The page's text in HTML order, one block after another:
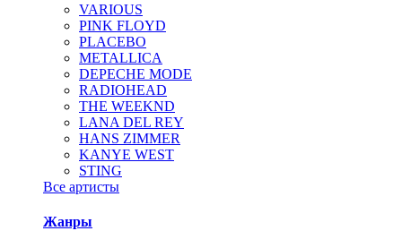
VARIOUS
PINK FLOYD
PLACEBO
METALLICA
DEPECHE MODE
RADIOHEAD
THE WEEKND
LANA DEL REY
HANS ZIMMER
KANYE WEST
STING
Все артисты
Жанры